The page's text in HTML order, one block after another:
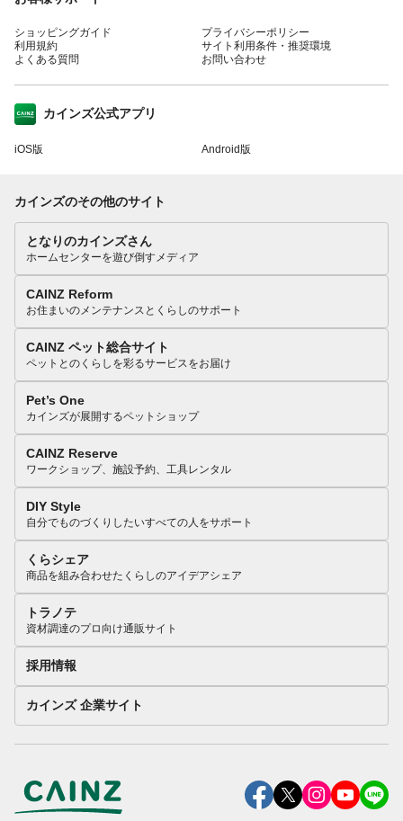
ショッピングガイド
利用規約
よくある質問
プライバシーポリシー
サイト利用条件・推奨環境
お問い合わせ
カインズ公式アプリ
iOS版 Android版
カインズのその他のサイト
となりのカインズさん
ホームセンターを遊び倒すメディア
CAINZ Reform
お住まいのメンテナンスとくらしのサポート
CAINZ ペット総合サイト
ペットとのくらしを彩るサービスをお届け
Pet’s One
カインズが展開するペットショップ
CAINZ Reserve
ワークショップ、施設予約、工具レンタル
DIY Style
自分でものづくりしたいすべての人をサポート
くらシェア
商品を組み合わせたくらしのアイデアシェア
トラノテ
資材調達のプロ向け通販サイト
採用情報
カインズ 企業サイト